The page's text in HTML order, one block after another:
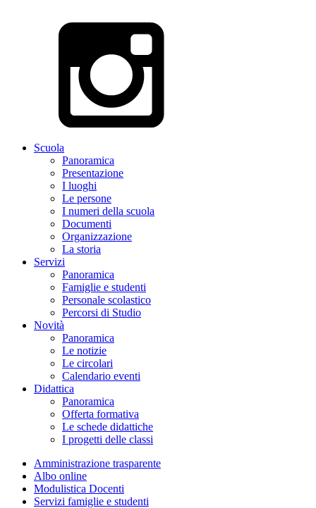
Scuola
Panoramica
Presentazione
I luoghi
Le persone
I numeri della scuola
Documenti
Organizzazione
La storia
Servizi
Panoramica
Famiglie e studenti
Personale scolastico
Percorsi di Studio
Novità
Panoramica
Le notizie
Le circolari
Calendario eventi
Didattica
Panoramica
Offerta formativa
Le schede didattiche
I progetti delle classi
Amministrazione trasparente
Albo online
Modulistica Docenti
Servizi famiglie e studenti